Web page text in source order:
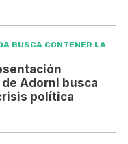
BUSCA CONTENER LA
Adorni busca
política